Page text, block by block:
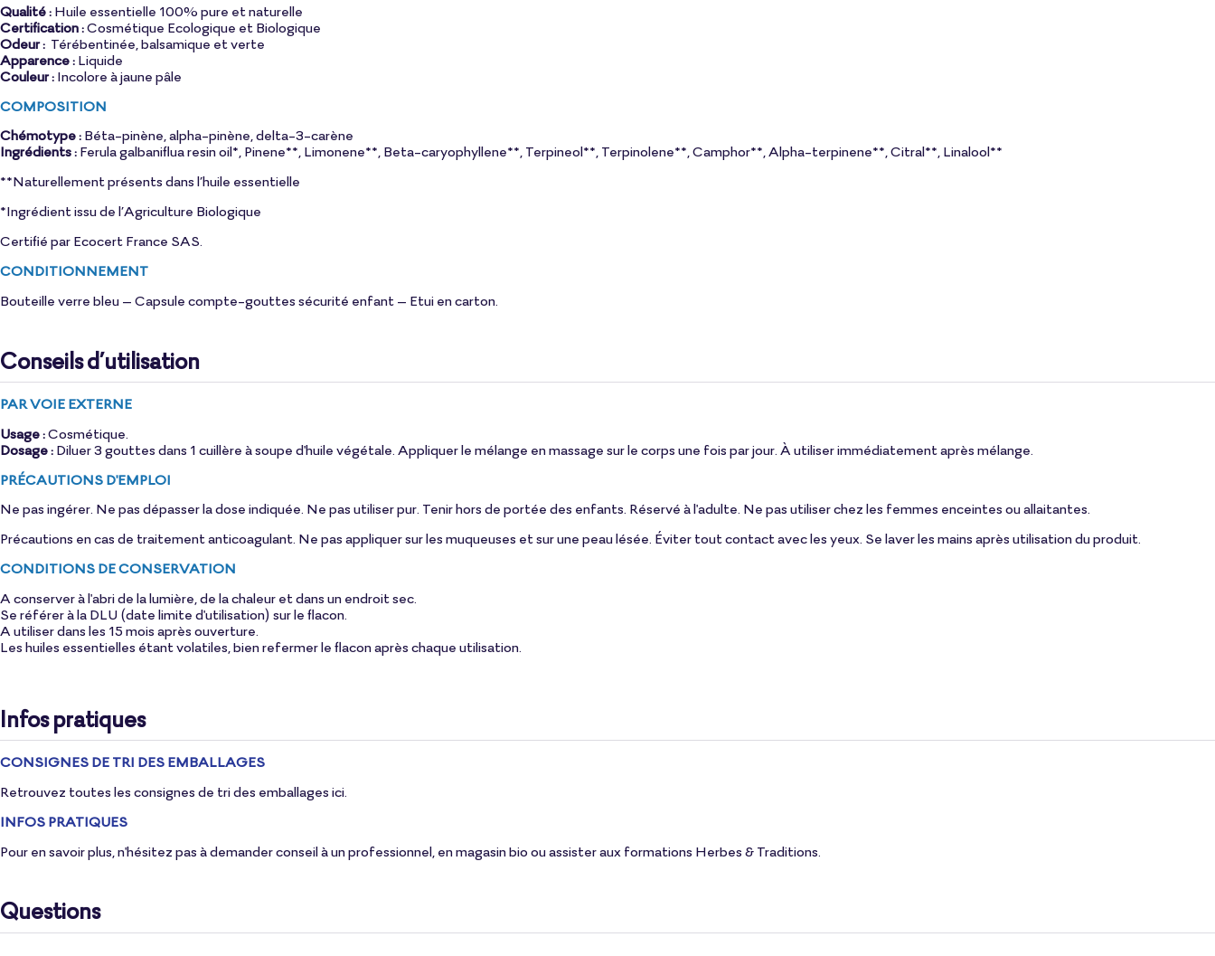
Qualité : Huile essentielle 100% pure et naturelle
Certification :Cosmétique Ecologique et Biologique
Odeur : Térébentinée, balsamique et verte
Apparence : Liquide
Couleur : Incolore à jaune pâle
COMPOSITION
Chémotype : Béta-pinène, alpha-pinène, delta-3-carène
Ingrédients : Ferula galbaniflua resin oil*, Pinene**, Limonene**, Beta-caryophyllene**, Terpineol**, Terpinolene**, Camphor**, Alpha-terpinene**, Citral**, Linalool**
**Naturellement présents dans l’huile essentielle
*Ingrédient issu de l’Agriculture Biologique
Certifié par Ecocert France SAS.
CONDITIONNEMENT
Bouteille verre bleu – Capsule compte-gouttes sécurité enfant – Etui en carton.
Conseils d’utilisation
PAR VOIE EXTERNE
Usage :Cosmétique.
Dosage : Diluer 3 gouttes dans 1 cuillère à soupe d'huile végétale . Appliquer le mélange en massage sur le corps une fois par jour. À utiliser immédiatement après mélange.
PRÉCAUTIONS D'EMPLOI
Ne pas ingérer. Ne pas dépasser la dose indiquée. Ne pas utiliser pur. Tenir hors de portée des enfants. Réservé à l'adulte. Ne pas utiliser chez les femmes enceintes ou allaitantes.
Précautions en cas de traitement anticoagulant. Ne pas appliquer sur les muqueuses et sur une peau lésée. Éviter tout contact avec les yeux. Se laver les mains après utilisation du produit.
CONDITIONS DE CONSERVATION
A conserver à l'abri de la lumière, de la chaleur et dans un endroit sec.
Se référer à la DLU (date limite d'utilisation) sur le flacon.
A utiliser dans les 15 mois après ouverture.
Les huiles essentielles étant volatiles, bien refermer le flacon après chaque utilisation.
Infos pratiques
CONSIGNES DE TRI DES EMBALLAGES
Retrouvez toutes les consignes de tri des emballages ici
INFOS PRATIQUES
Pour en savoir plus, n'hésitez pas à demander conseil à un professionnel, en magasin bio ou assister aux formations Herbes & Traditions.
Questions